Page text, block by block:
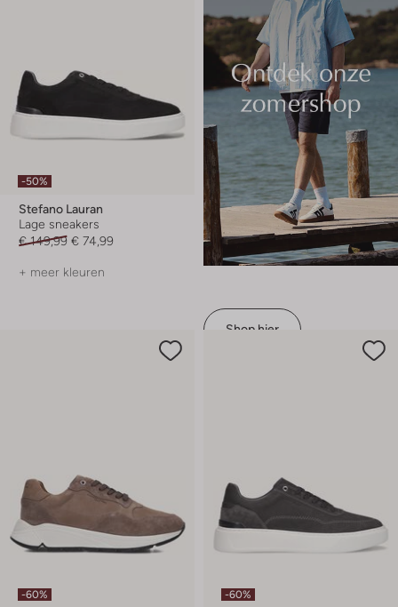
-50%
Stefano Lauran
Lage sneakers
€ 149,99 € 74,99
+ meer kleuren
Shop hier
-60% -60%